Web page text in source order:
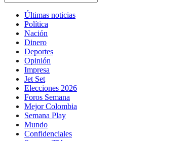
Últimas noticias
Política
Nación
Dinero
Deportes
Opinión
Impresa
Jet Set
Elecciones 2026
Foros Semana
Mejor Colombia
Semana Play
Mundo
Confidenciales